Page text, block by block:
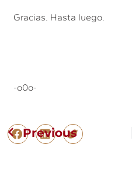
Gracias. Hasta luego.
-o0o-
Previous